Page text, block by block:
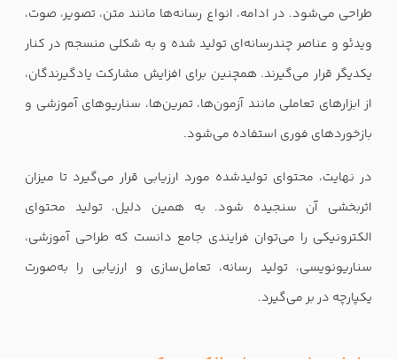
طراحی می‌شود. در ادامه، انواع رسانه‌ها مانند متن، تصویر، صوت،
ویدئو و عناصر چندرسانه‌ای تولید شده و به شکلی منسجم در کنار
یکدیگر قرار می‌گیرند. همچنین برای افزایش مشارکت یادگیرندگان،
از ابزارهای تعاملی مانند آزمون‌ها، تمرین‌ها، سناریوهای آموزشی و
بازخوردهای فوری استفاده می‌شود.
در نهایت، محتوای تولیدشده مورد ارزیابی قرار می‌گیرد تا میزان
اثربخشی آن سنجیده شود. به همین دلیل، تولید محتوای
الکترونیکی را می‌توان فرایندی جامع دانست که طراحی آموزشی،
سناریونویسی، تولید رسانه، تعامل‌سازی و ارزیابی را به‌صورت
یکپارچه در بر می‌گیرد.